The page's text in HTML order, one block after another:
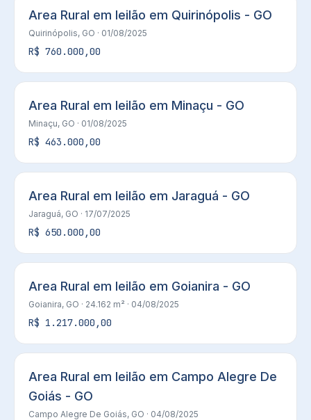
Area Rural em leilão em Quirinópolis - GO
Quirinópolis, GO · 01/08/2025
R$ 760.000,00
Area Rural em leilão em Minaçu - GO
Minaçu, GO · 01/08/2025
R$ 463.000,00
Area Rural em leilão em Jaraguá - GO
Jaraguá, GO · 17/07/2025
R$ 650.000,00
Area Rural em leilão em Goianira - GO
Goianira, GO · 24.162 m² · 04/08/2025
R$ 1.217.000,00
Area Rural em leilão em Campo Alegre De
Goiás - GO
Campo Alegre De Goiás, GO · 04/08/2025